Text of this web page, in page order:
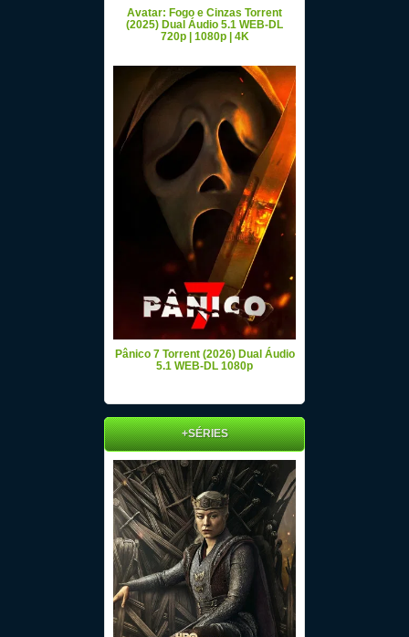
Avatar: Fogo e Cinzas Torrent
(2025) Dual Áudio 5.1 WEB-DL
720p | 1080p | 4K
Pânico 7 Torrent (2026) Dual Áudio
5.1 WEB-DL 1080p
+SÉRIES